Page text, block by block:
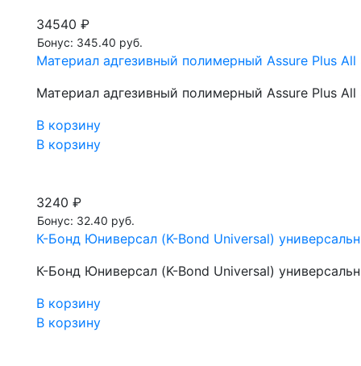
34540 ₽
Бонус: 345.40 руб.
Материал адгезивный полимерный Assure Plus
Материал адгезивный полимерный Assure Plus
В корзину
В корзину
3240 ₽
Бонус: 32.40 руб.
К-Бонд Юниверсал (K-Bond Universal)
К-Бонд Юниверсал (K-Bond Universal)
В корзину
В корзину